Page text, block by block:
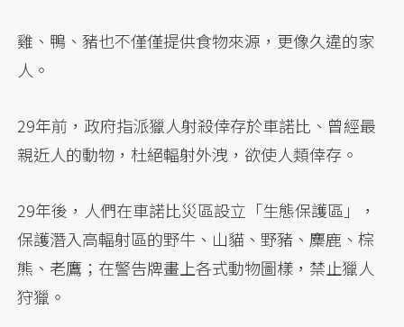
雞、鴨、豬也不僅僅提供食物來源，更像久違的家
人。
29年前，政府指派獵人射殺倖存於車諾比、曾經最
親近人的動物，杜絕輻射外洩，欲使人類倖存。
29年後，人們在車諾比災區設立「生態保護區」，
保護潛入高輻射區的野牛、山貓、野豬、麋鹿、棕
熊、老鷹；在警告牌畫上各式動物圖樣，禁止獵人
狩獵。